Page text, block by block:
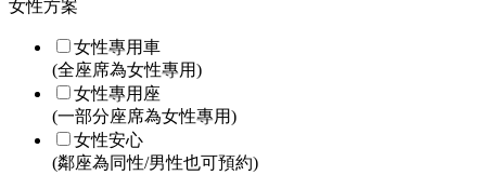
女性方案
女性專用車
(全座席為女性專用)
女性專用座
(一部分座席為女性專用)
女性安心
(鄰座為同性/男性也可預約)